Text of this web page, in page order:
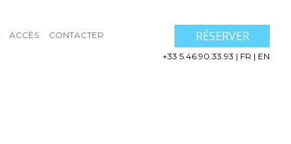
ACCÈS CONTACTER RÉSERVER
+33 5.46.90.33.93 | FR | EN